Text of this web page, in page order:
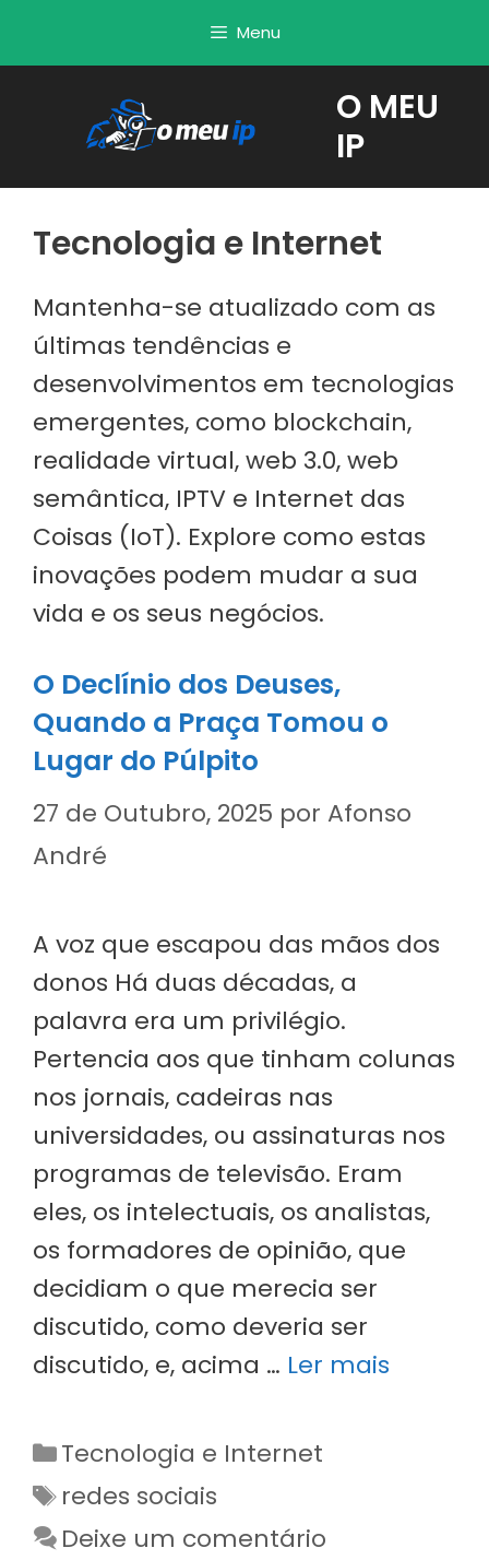
conteúdo
Menu
O MEU
IP
Tecnologia e Internet
Mantenha-se atualizado com as
últimas tendências e
desenvolvimentos em tecnologias
emergentes, como blockchain,
realidade virtual, web 3.0, web
semântica, IPTV e Internet das
Coisas (IoT). Explore como estas
inovações podem mudar a sua
vida e os seus negócios.
O Declínio dos Deuses,
Quando a Praça Tomou o
Lugar do Púlpito
27 de Outubro, 2025 por Afonso
André
A voz que escapou das mãos dos
donos Há duas décadas, a
palavra era um privilégio.
Pertencia aos que tinham colunas
nos jornais, cadeiras nas
universidades, ou assinaturas nos
programas de televisão. Eram
eles, os intelectuais, os analistas,
os formadores de opinião, que
decidiam o que merecia ser
discutido, como deveria ser
discutido, e, acima … Ler mais
Categorias
Tecnologia e Internet
Etiquetas
redes sociais
Deixe um comentário